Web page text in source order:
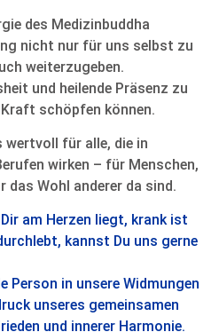
des Medizinbuddha
nicht nur für uns selbst zu
weiterzugeben.
und heilende Präsenz zu
Kraft schöpfen können.
wertvoll für alle, die in
wirken – für Menschen,
Wohl anderer da sind.
am Herzen liegt, krank ist
kannst Du uns gerne
Person in unsere Widmungen
unseres gemeinsamen
und innerer Harmonie.